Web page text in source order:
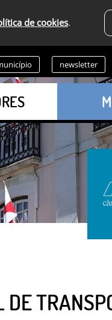
de cookies.
newsletter